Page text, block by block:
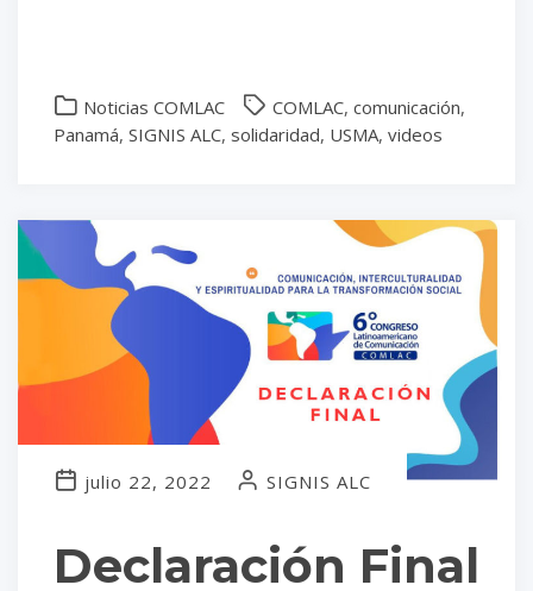
Noticias COMLAC COMLAC, comunicación,
Panamá, SIGNIS ALC, solidaridad, USMA, videos
Declaración Final
julio 22, 2022 SIGNIS ALC